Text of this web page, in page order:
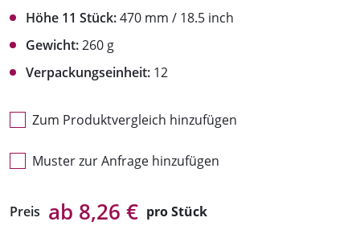
Höhe 11 Stück:470 mm / 18.5 inch
Gewicht:260 g
Verpackungseinheit: 12
Zum Produktvergleich hinzufügen
Muster zur Anfrage hinzufügen
Preis ab 8,26 € pro Stück